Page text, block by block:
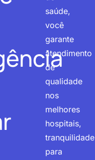
saúde,
você
garante
atendimento
de
qualidade
nos
melhores
hospitais,
tranquilidade
para